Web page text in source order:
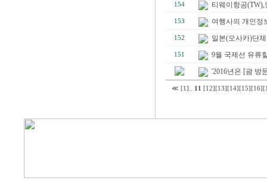
154 티웨이항공(TW),
153 여행사의 개인정
152 일본(오사카)단
151
9월 국제선 유류
'2016년은 [괌 방
≪ [1] 11 [12] [13] [14] [15] [16]